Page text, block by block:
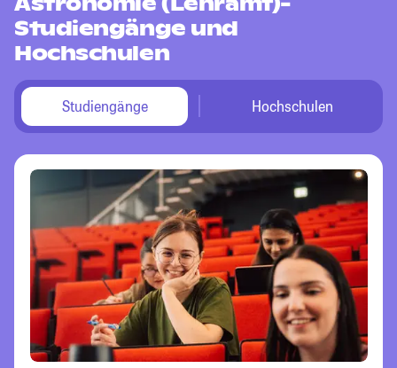
Studiengänge und
Hochschulen
Studiengänge Hochschulen